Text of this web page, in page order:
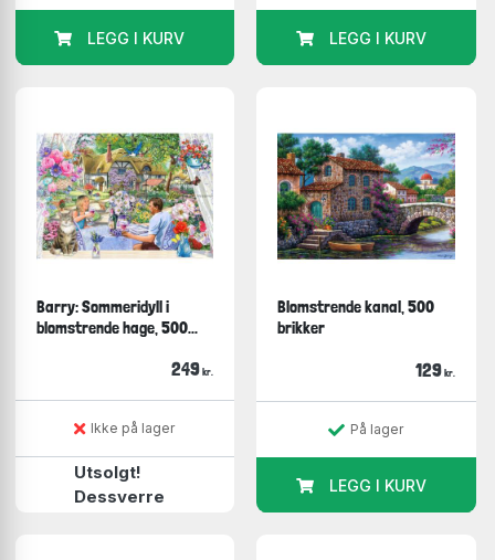
LEGG I KURV LEGG I KURV
Barry: Sommeridyll i
blomstrende hage, 500...
249 kr.
Ikke på lager
Utsolgt!
Dessverre
Blomstrende kanal, 500
brikker
129 kr.
På lager
LEGG I KURV